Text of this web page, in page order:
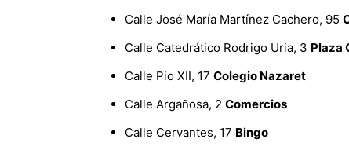
Calle José María Martínez Cachero, 95
Calle Catedrático Rodrigo Uria, 3 Plaza
Calle Pio XII, 17 Colegio Nazaret
Calle Argañosa, 2 Comercios
Calle Cervantes, 17 Bingo